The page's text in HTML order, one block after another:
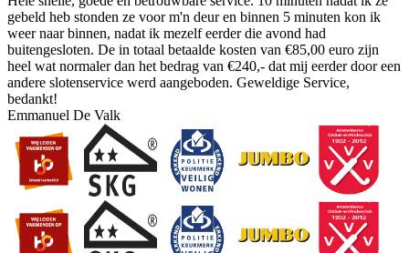
gebeld heb stonden ze voor m'n deur en binnen 5 minuten kon ik
weer naar binnen, nadat ik mezelf eerder die avond had
buitengesloten. De in totaal betaalde kosten van €85,00 euro zijn
heel wat normaler dan het bedrag van €240,- dat mij eerder door een
andere slotenservice werd aangeboden. Geweldige Service,
bedankt!
Emmanuel De Valk